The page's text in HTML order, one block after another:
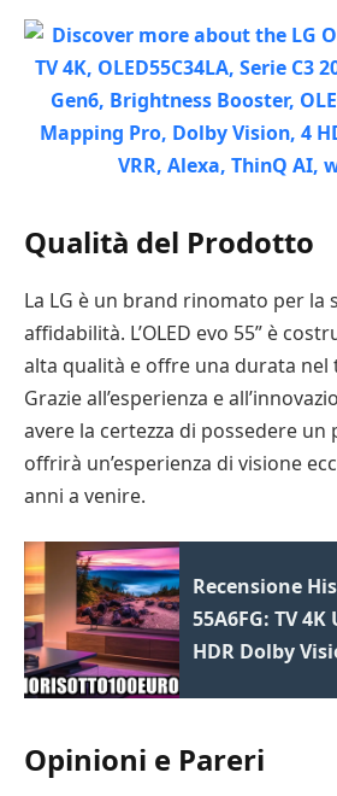
Qualità del Prodotto
La LG è un brand rinomato per la
affidabilità. L’OLED evo 55” è
alta qualità e offre una durata nel
Grazie all’esperienza e
avere la certezza di possedere
offrirà un’esperienza di visione
anni a venire.
Recensione
55A6FG: TV 4K
HDR Dolby
Opinioni e Pareri